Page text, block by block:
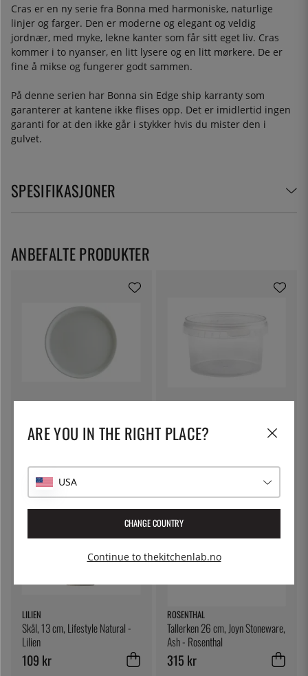
Cras er en ny serie fra Bonna med harmoniske, naturlige
linjer og farger. Den er moderne og elegant og veldig
jordnær, med myke, lekne kanter som får sitt eget liv. Cras
kommer i to nyanser, en litt lysere og en litt mørkere. De er
fine å mikse og fungerer godt sammen.
På denne serien har Bonna sin Edge ship karranty som
garanterer at kantene ikke flises opp. Det er imidlertid ingen
garanti for at den ikke går i stykker hvis du mister den i
gulvet.
SPESIFIKASJONER
Bonna
lokk
LILIEN
Skål, 13 cm, Lifestyle Natural -
Lilien
109 kr
ROSENTHAL
Tallerken 26 cm, Joyn Stoneware,
Ash - Rosenthal
315 kr
ANBEFALTE PRODUKTER
ARE YOU IN THE RIGHT PLACE?
USA
CHANGE COUNTRY
Continue to thekitchenlab.no